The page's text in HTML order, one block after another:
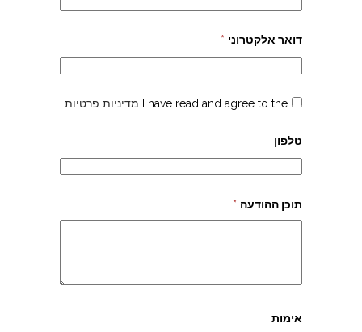
דואר אלקטרוני *
I have read and agree to the מדיניות פרטיות
טלפון
תוכן ההודעה *
אימות